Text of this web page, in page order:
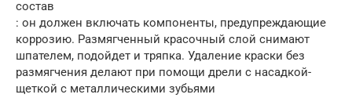
состав
: он должен включать компоненты, предупреждающие
коррозию. Размягченный красочный слой снимают
шпателем, подойдет и тряпка. Удаление краски без
размягчения делают при помощи дрели с насадкой-
щеткой с металлическими зубьями